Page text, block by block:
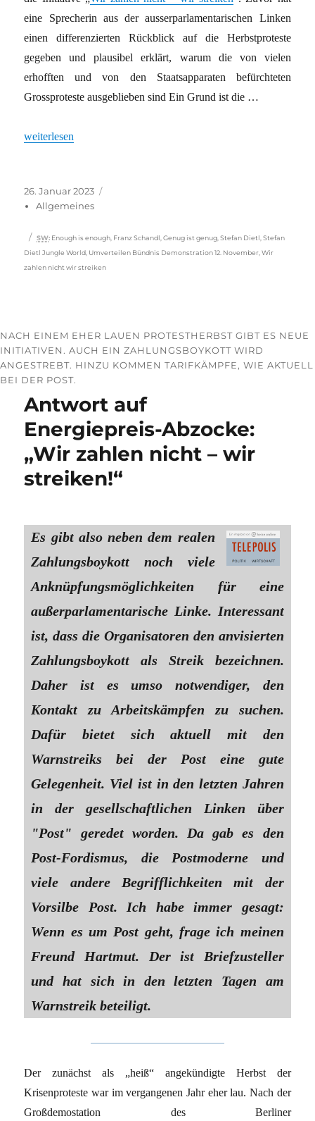
eine Sprecherin aus der ausserparlamentarischen Linken
einen differenzierten Rückblick auf die Herbstproteste
gegeben und plausibel erklärt, warum die von vielen
erhofften und von den Staatsapparaten befürchteten
Grossproteste ausgeblieben sind Ein Grund ist die …
„„Wir zahlen nicht – wir streiken““
weiterlesen
Veröffentlicht
am
26. Januar 2023
Allgemeines
Schlagwörter
SW: Enough is enough Franz Schandl ,Genug ist genug ,Stefan Dietl ,Stefan
Dietl Jungle World Umverteilen Bündnis Demonstration 12. November ,Wir
zahlen nicht wir streiken
NACH EINEM EHER LAUEN PROTESTHERBST GIBT ES NEUE
INITIATIVEN. AUCH EIN ZAHLUNGSBOYKOTT WIRD
ANGESTREBT. HINZU KOMMEN TARIFKÄMPFE, WIE AKTUELL
BEI DER POST.
Antwort auf
Energiepreis-Abzocke:
„Wir zahlen nicht – wir
streiken!“
Es gibt also neben dem realen
Zahlungsboykott noch viele
Anknüpfungsmöglichkeiten für eine
außerparlamentarische Linke. Interessant
ist, dass die Organisatoren den anvisierten
Zahlungsboykott als Streik bezeichnen.
Daher ist es umso notwendiger, den
Kontakt zu Arbeitskämpfen zu suchen.
Dafür bietet sich aktuell mit den
Warnstreiks bei der Post eine gute
Gelegenheit. Viel ist in den letzten Jahren
in der gesellschaftlichen Linken über
"Post" geredet worden. Da gab es den
Post-Fordismus, die Postmoderne und
viele andere Begrifflichkeiten mit der
Vorsilbe Post. Ich habe immer gesagt:
Wenn es um Post geht, frage ich meinen
Freund Hartmut. Der ist Briefzusteller
und hat sich in den letzten Tagen am
Warnstreik beteiligt.
Der zunächst als „heiß“ angekündigte Herbst der
Krisenproteste war im vergangenen Jahr eher lau. Nach der
Großdemostation des Berliner